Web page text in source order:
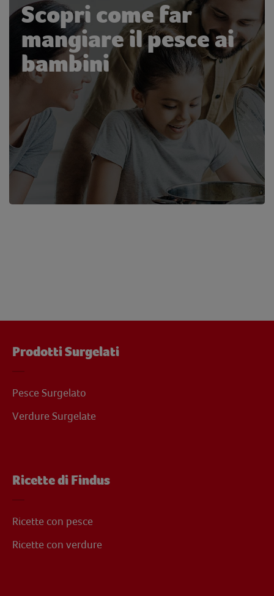
Scopri come far
mangiare il pesce ai
bambini
Prodotti Surgelati
Pesce Surgelato
Verdure Surgelate
Ricette di Findus
Ricette con pesce
Ricette con verdure